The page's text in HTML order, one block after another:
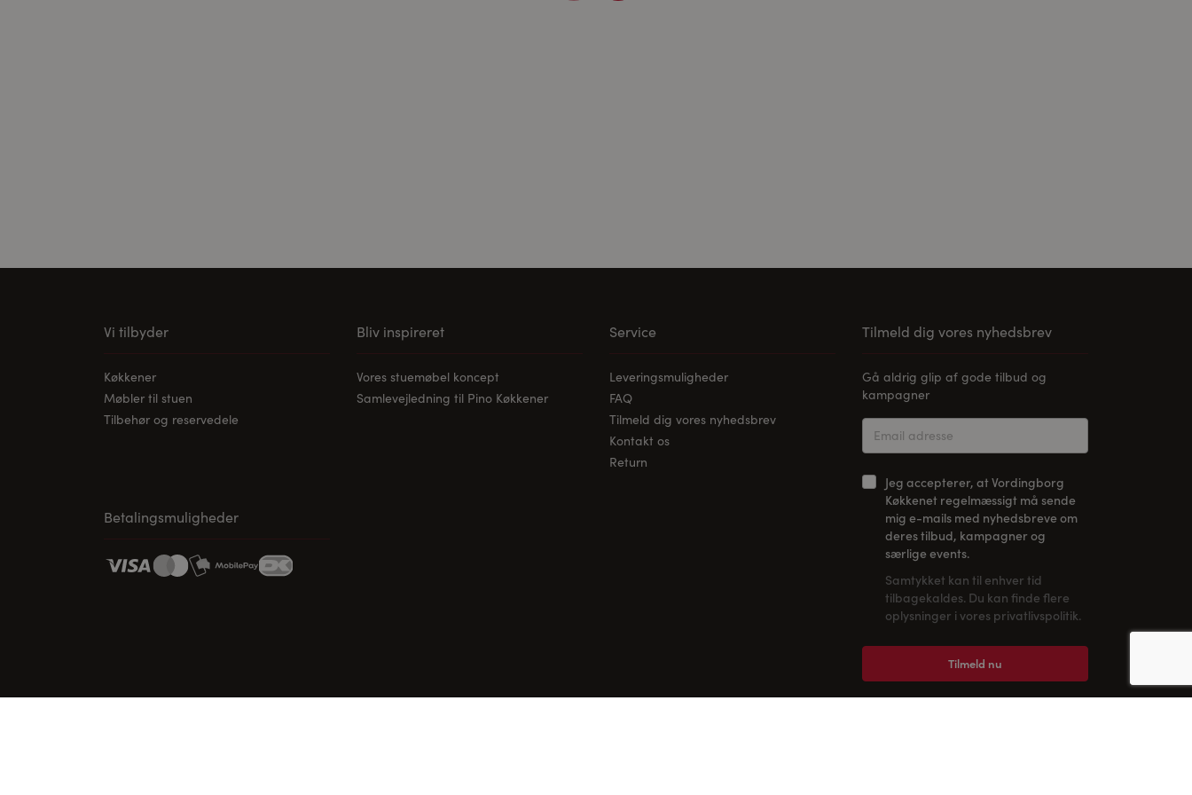
Vi tilbyder
Køkkener
Møbler til stuen
Tilbehør og reservedele
Bliv inspireret
Vores stuemøbel koncept
Samlevejledning til Pino Køkkener
Service
Leveringsmuligheder
FAQ
Tilmeld dig vores nyhedsbrev
Kontakt os
Return
Tilmeld dig vores nyhedsbrev
Gå aldrig glip af gode tilbud og
kampagner
Jeg accepterer, at Vordingborg
Køkkenet regelmæssigt må sende
mig e-mails med nyhedsbreve om
deres tilbud, kampagner og
særlige events.
Samtykket kan til enhver tid
tilbagekaldes. Du kan finde flere
oplysninger i vores privatlivspolitik.
Tilmeld nu
Betalingsmuligheder